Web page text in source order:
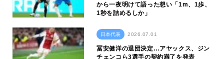
から一夜明けて語った想い「1m、1歩、
1秒を詰めるしか」
日本代表 2026.07.01
冨安健洋の退団決定…アヤックス、ジン
チェンコら3選手の契約満了を発表